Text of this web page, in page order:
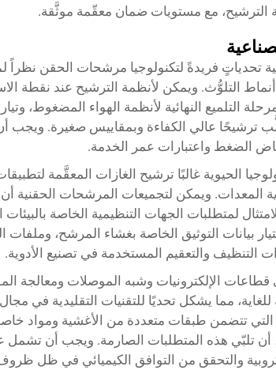
الترشيح، مع مستويات ضمان معقّمة موثَّقة.
تحدياتٍ فريدةً لتكنولوجيا مرشحات الحقن نظراً
التلوُّث. ويمكن لأنظمة الترشيح عند نقطة
التلميع النهائية لأنظمة الهواء المضغوط،
ترشيحًا عالي الكفاءة وبمقاييس صغيرة. ويجب
الضغط واعتبارات عمر الخدمة.
الحيوية غالبًا ترشيح الغازات المعقَّمة
المعدات. ويمكن لتجميعات المرشحات الحقنية
لمتطلبات الجهات التنظيمية الخاصة
بيانات التوثيق الخاصة بغشاء المرشح، وملفات
الإلكترونيات وشبه الموصلات ومعالجة
مما يشكل تحديًا للتقنيات التقليدية في
التي تتضمن طبقات متعددة من الأغشية ومواد
أن تلبّي هذه المتطلبات الصارمة. ويجب أن تشمل
والتحقق من التوافق الكيميائي في ظل